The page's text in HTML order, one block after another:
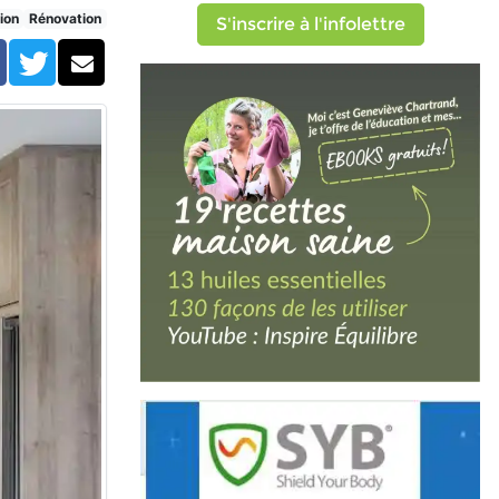
Rénovation
TwitterCourriel
S'inscrire à l'infolettre